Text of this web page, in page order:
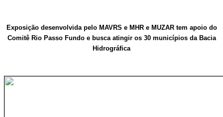
Exposição desenvolvida pelo MAVRS e MHR e MUZAR tem apoio do
Comitê Rio Passo Fundo e busca atingir os 30 municípios da Bacia
Hidrográfica